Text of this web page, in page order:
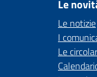
Le
Le notizie
I
Le